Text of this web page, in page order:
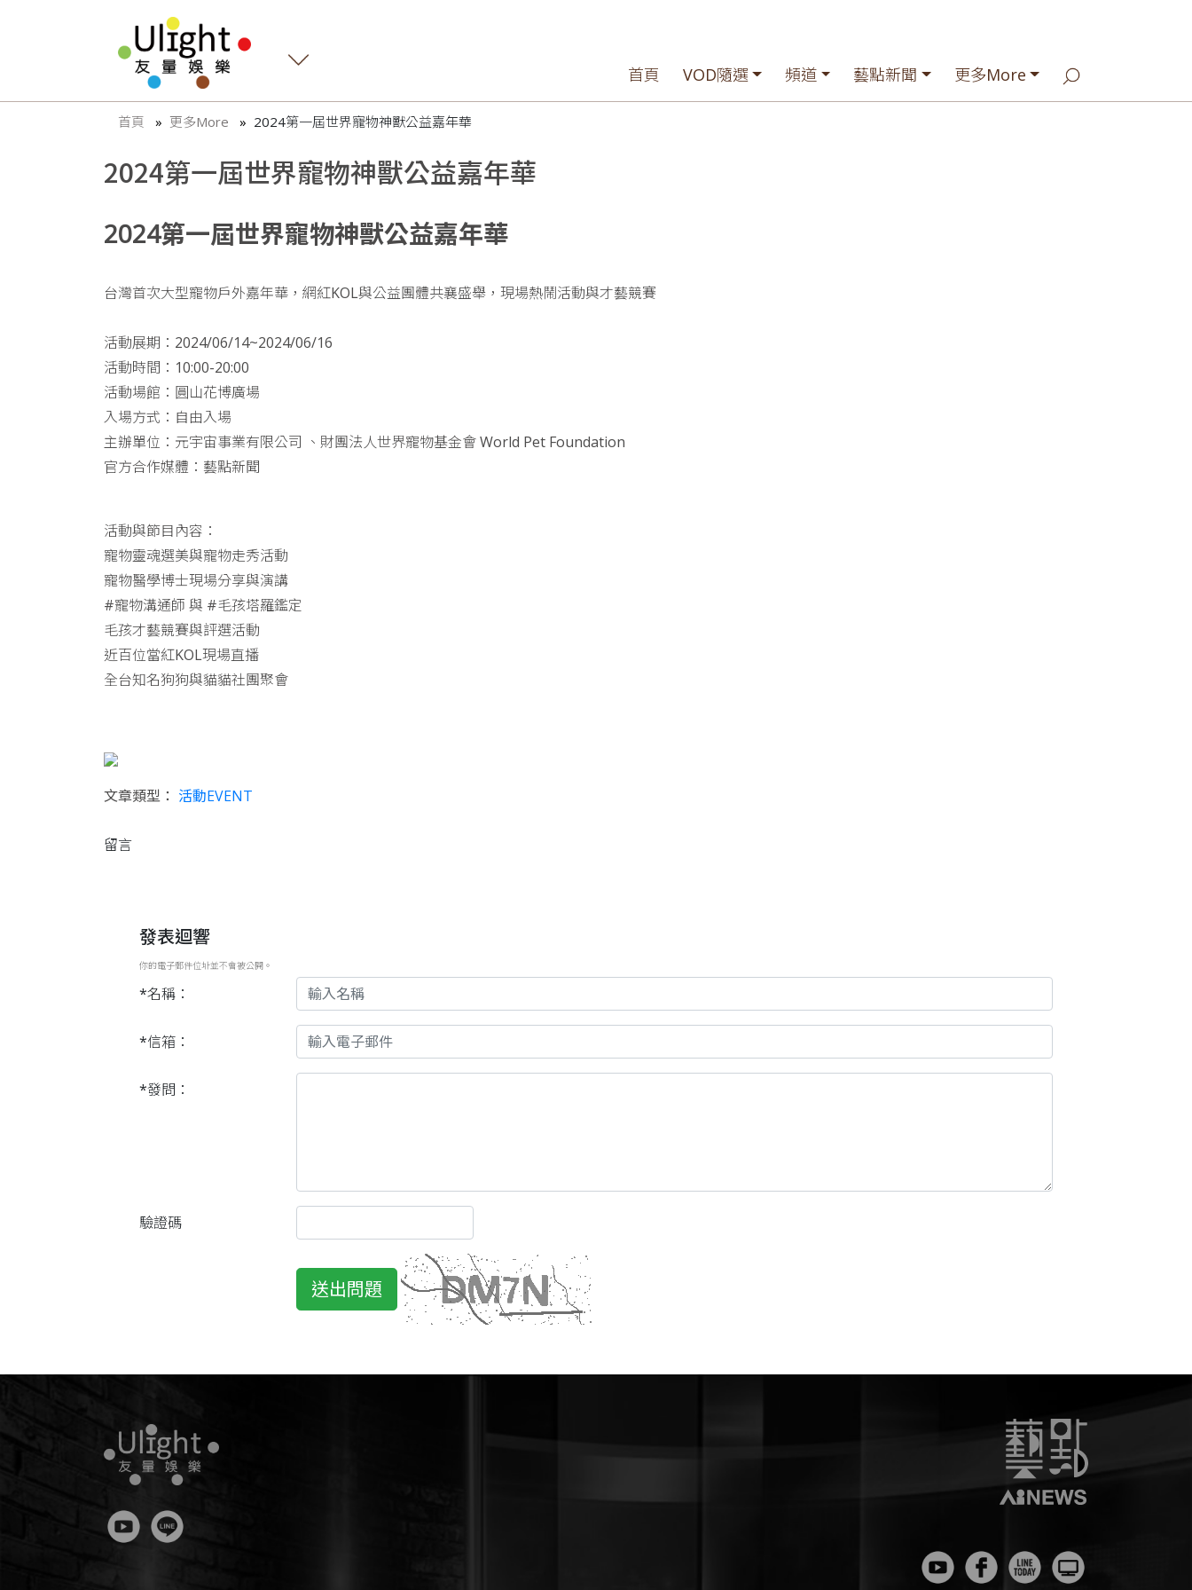
首頁 VOD隨選 頻道 藝點新聞 更多More
首頁 更多More 2024第一屆世界寵物神獸公益嘉年華
2024第一屆世界寵物神獸公益嘉年華
2024第一屆世界寵物神獸公益嘉年華
台灣首次大型寵物戶外嘉年華，網紅KOL與公益團體共襄盛舉，現場熱鬧活動與才藝競賽
活動展期：2024/06/14~2024/06/16
活動時間：10:00-20:00
活動場館：圓山花博廣場
入場方式：自由入場
主辦單位：元宇宙事業有限公司 、財團法人世界寵物基金會 World Pet Foundation
官方合作媒體：藝點新聞
活動與節目內容：
寵物靈魂選美與寵物走秀活動
寵物醫學博士現場分享與演講
#寵物溝通師 與 #毛孩塔羅鑑定
毛孩才藝競賽與評選活動
近百位當紅KOL現場直播
全台知名狗狗與貓貓社團聚會
文章類型： 活動EVENT
留言
發表迴響
你的電子郵件位址並不會被公開。
*名稱：
*信箱：
*發問：
驗證碼
送出問題